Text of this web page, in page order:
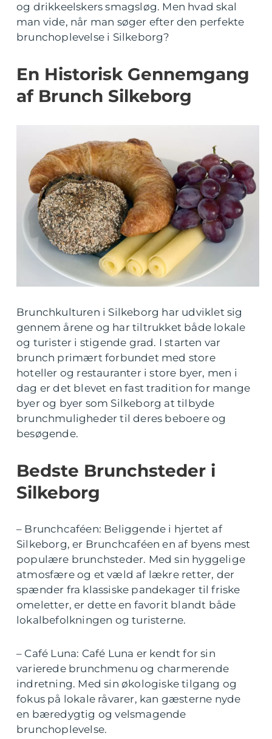
og drikkeelskers smagsløg. Men hvad skal
man vide, når man søger efter den perfekte
brunchoplevelse i Silkeborg?
En Historisk Gennemgang
af Brunch Silkeborg
Brunchkulturen i Silkeborg har udviklet sig
gennem årene og har tiltrukket både lokale
og turister i stigende grad. I starten var
brunch primært forbundet med store
hoteller og restauranter i store byer, men i
dag er det blevet en fast tradition for mange
byer og byer som Silkeborg at tilbyde
brunchmuligheder til deres beboere og
besøgende.
Bedste Brunchsteder i
Silkeborg
– Brunchcaféen: Beliggende i hjertet af
Silkeborg, er Brunchcaféen en af byens mest
populære brunchsteder. Med sin hyggelige
atmosfære og et væld af lækre retter, der
spænder fra klassiske pandekager til friske
omeletter, er dette en favorit blandt både
lokalbefolkningen og turisterne.
– Café Luna: Café Luna er kendt for sin
varierede brunchmenu og charmerende
indretning. Med sin økologiske tilgang og
fokus på lokale råvarer, kan gæsterne nyde
en bæredygtig og velsmagende
brunchoplevelse.